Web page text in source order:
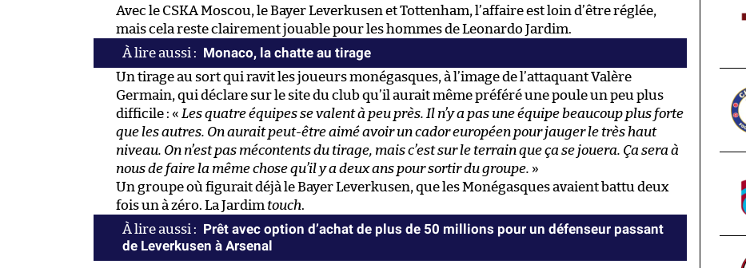
Avec le CSKA Moscou, le Bayer Leverkusen et Tottenham, l’affaire est loin d’être réglée,
mais cela reste clairement jouable pour les hommes de Leonardo Jardim.
Monaco, la chatte au tirage
Un tirage au sort qui ravit les joueurs monégasques, à l’image de l’attaquant Valère
Germain, qui déclare sur le site du club qu’il aurait même préféré une poule un peu plus
difficile : « Les quatre équipes se valent à peu près. Il n’y a pas une équipe beaucoup plus forte
que les autres. On aurait peut-être aimé avoir un cador européen pour jauger le très haut
niveau. On n’est pas mécontents du tirage, mais c’est sur le terrain que ça se jouera. Ça sera à
nous de faire la même chose qu’il y a deux ans pour sortir du groupe. »
Un groupe où figurait déjà le Bayer Leverkusen, que les Monégasques avaient battu deux
fois un à zéro. La Jardimtouch.
Prêt avec option d’achat de plus de 50 millions pour un défenseur passant
de Leverkusen à Arsenal